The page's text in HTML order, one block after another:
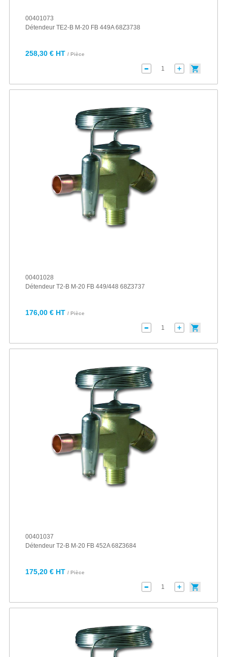
00401073
Détendeur TE2-B M-20 FB 449A 68Z3738
258,30 € HT / Pièce
00401028
Détendeur T2-B M-20 FB 449/448 68Z3737
176,00 € HT / Pièce
00401037
Détendeur T2-B M-20 FB 452A 68Z3684
175,20 € HT / Pièce